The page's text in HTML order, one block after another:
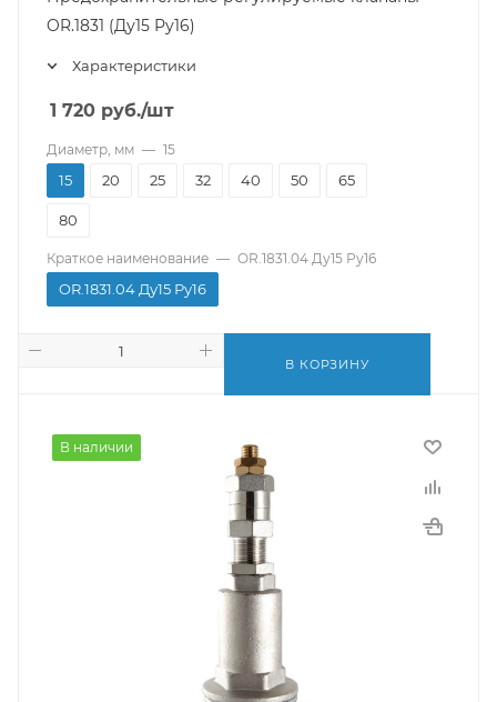
OR.1831 (Ду15 Ру16)
Характеристики
1 720 руб./шт
Диаметр, мм — 15
15 20 25 32 40 50 65
80
Краткое наименование — OR.1831.04 Ду15 Ру16
OR.1831.04 Ду15 Ру16
В КОРЗИНУ
В наличии